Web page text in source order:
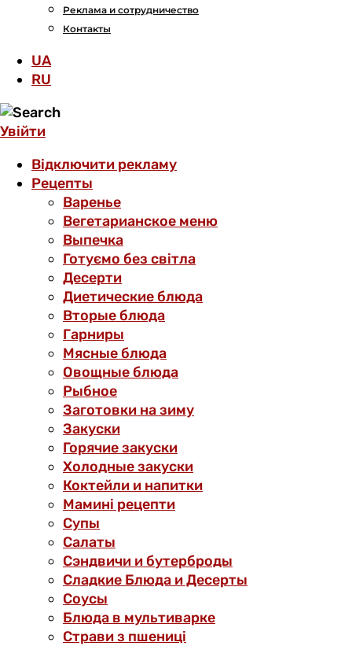
Реклама и сотрудничество
Контакты
UA
RU
Увійти
Відключити рекламу
Рецепты
Варенье
Вегетарианское меню
Выпечка
Готуємо без світла
Десерти
Диетические блюда
Вторые блюда
Гарниры
Мясные блюда
Овощные блюда
Рыбное
Заготовки на зиму
Закуски
Горячие закуски
Холодные закуски
Коктейли и напитки
Мамині рецепти
Супы
Салаты
Сэндвичи и бутерброды
Сладкие Блюда и Десерты
Соусы
Блюда в мультиварке
Страви з пшениці